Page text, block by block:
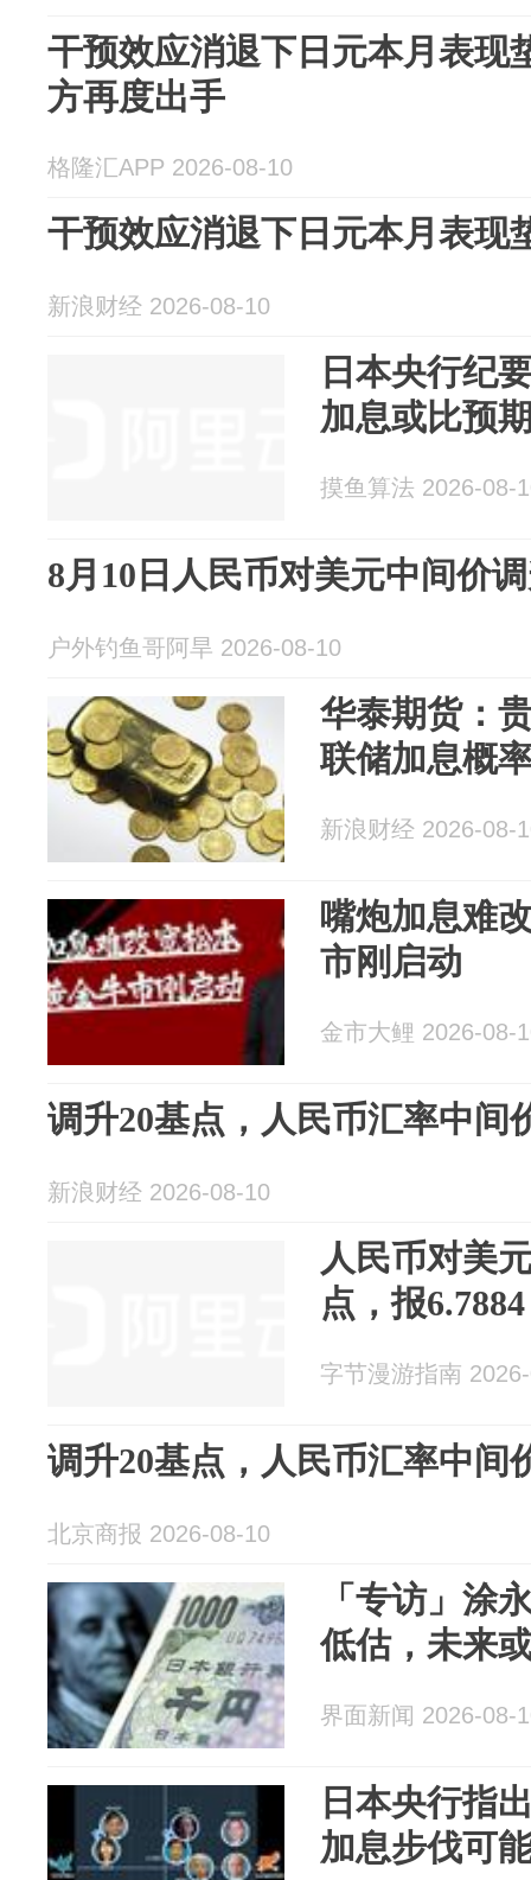
干预效应消退下日元本月表现
方再度出手
格隆汇APP 2026-08-10
干预效应消退下日元本月表现
新浪财经 2026-08-10
日本央行纪
加息或比预
摸鱼算法 2026-08-
8月10日人民币对美元中间价
户外钓鱼哥阿旱 2026-08-10
华泰期货：
联储加息概
新浪财经 2026-08-
嘴炮加息难
市刚启动
金市大鲤 2026-08-
调升20基点，人民币汇率中间
新浪财经 2026-08-10
人民币对美
点，报6.7884
字节漫游指南
调升20基点，人民币汇率中间
北京商报 2026-08-10
「专访」涂
低估，未来
界面新闻 2026-08-
日本央行指
加息步伐可